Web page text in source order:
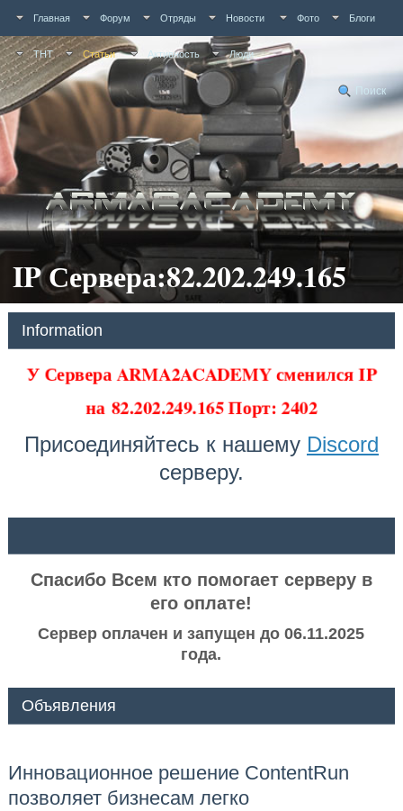
Главная Форум Отряды Новости Фото Блоги
ТНТ Статьи Активность Люди
Поиск
IP Сервера:82.202.249.165
Information
У Сервера ARMA2ACADEMY сменился IP
на 82.202.249.165 Порт: 2402
Присоединяйтесь к нашему Discord
серверу.
Спасибо Всем кто помогает серверу в
его оплате!
Сервер оплачен и запущен до 06.11.2025
года.
Объявления
Инновационное решение ContentRun
позволяет бизнесам легко